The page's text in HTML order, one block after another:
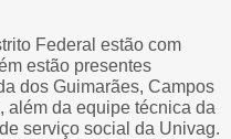
Federal estão com
estão presentes
dos Guimarães, Campos
além da equipe técnica da
serviço social da Univag.